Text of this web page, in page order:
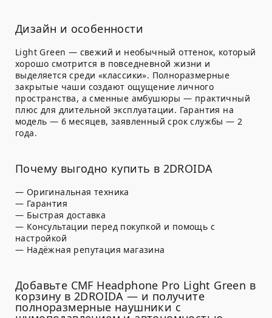
Дизайн и особенности
Light Green — свежий и необычный оттенок, который
хорошо смотрится в повседневной жизни и
выделяется среди «классики». Полноразмерные
закрытые чаши создают ощущение личного
пространства, а сменные амбушюры — практичный
плюс для длительной эксплуатации. Гарантия на
модель — 6 месяцев, заявленный срок службы —2
года.
Почему выгодно купить в 2DROIDA
— Оригинальная техника
— Гарантия
— Быстрая доставка
— Консультации перед покупкой и помощь с
настройкой
— Надёжная репутация магазина
Добавьте CMF Headphone Pro Light Green в
корзину в 2DROIDA — и получите
полноразмерные наушники с